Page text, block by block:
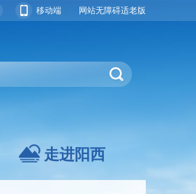
移动端 网站无障碍适老版
走进阳西